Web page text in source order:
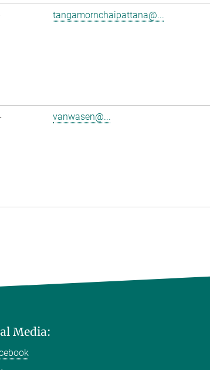
tangamornchaipattana@...
vanwasen@...
Media: